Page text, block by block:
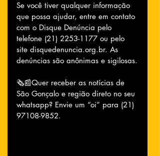
Se você tiver qualquer informação
que possa ajudar, entre em contato
com o Disque Denúncia pelo
telefone (21) 2253-1177 ou pelo
site disquedenuncia.org.br. As
denúncias são anônimas e sigilosas.
🗞📰Quer receber as notícias de
São Gonçalo e região direto no seu
whatsapp? Envie um “oi” para (21)
97108-9852.